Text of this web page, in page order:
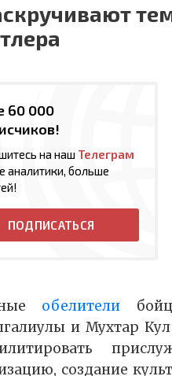
60 000
на наш Телеграм
аналитики, больше
ПОДПИСАТЬСЯ
обелители
и Мухтар
создание